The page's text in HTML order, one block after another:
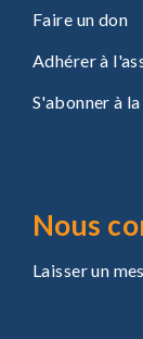
Faire un don
Adhérer à
S'abonner à
Nous
Laisser un